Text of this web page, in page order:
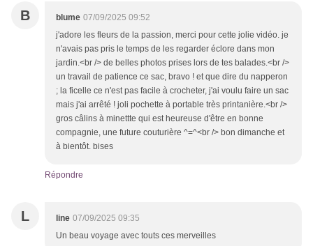
B blume 07/09/2025 09:52
j'adore les fleurs de la passion, merci pour cette jolie vidéo. je
n'avais pas pris le temps de les regarder éclore dans mon
jardin.<br /> de belles photos prises lors de tes balades.<br />
un travail de patience ce sac, bravo ! et que dire du napperon
; la ficelle ce n'est pas facile à crocheter, j'ai voulu faire un sac
mais j'ai arrêté ! joli pochette à portable très printanière.<br />
gros câlins à minettte qui est heureuse d'être en bonne
compagnie, une future couturière ^=^<br /> bon dimanche et
à bientôt. bises
Répondre
L line 07/09/2025 09:35
Un beau voyage avec touts ces merveilles